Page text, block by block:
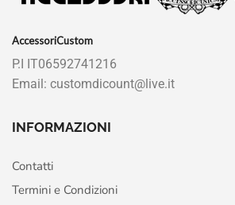
AccessoriCustom
P.I IT06592741216
Email: customdicount@live.it
INFORMAZIONI
Contatti
Termini e Condizioni